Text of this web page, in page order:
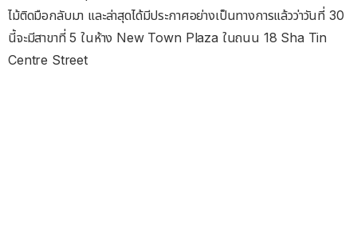
ไม้ติดมือกลับมา และล่าสุดได้มีประกาศอย่างเป็นทางการแล้วว่าวันที่ 30
นี้จะมีสาขาที่ 5 ในห้าง New Town Plaza ในถนน 18 Sha Tin
Centre Street